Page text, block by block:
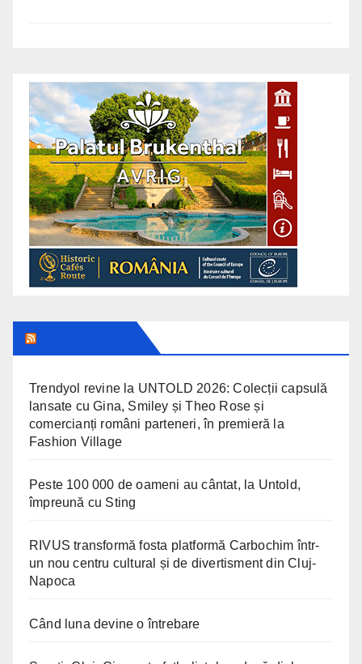
Trendyol revine la UNTOLD 2026: Colecții capsulă
lansate cu Gina, Smiley și Theo Rose și
comercianți români parteneri, în premieră la
Fashion Village
Peste 100 000 de oameni au cântat, la Untold,
împreună cu Sting
RIVUS transformă fosta platformă Carbochim într-
un nou centru cultural și de divertisment din Cluj-
Napoca
Când luna devine o întrebare